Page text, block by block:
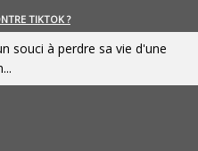
TIKTOK ?
souci à perdre sa vie d'une